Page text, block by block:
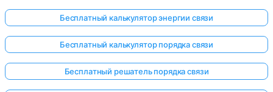
Бесплатный калькулятор энергии связи
Бесплатный калькулятор порядка связи
Бесплатный решатель порядка связи